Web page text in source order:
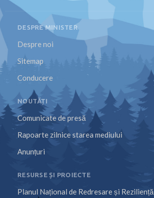
DESPRE MINISTER
Despre noi
Sitemap
Conducere
NOUTĂȚI
Comunicate de presă
Rapoarte zilnice starea mediului
Anunțuri
RESURSE ȘI PROIECTE
Planul Național de Redresare și Reziliență